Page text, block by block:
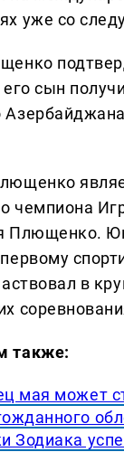
уже со
сын
чемпиона
Плющенко.
в
также:
мая может
Зодиака